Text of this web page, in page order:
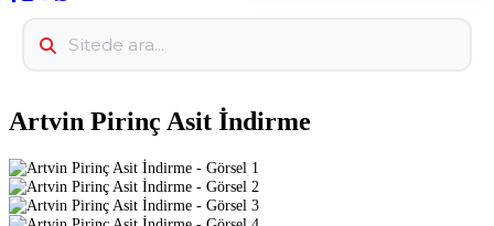
Artvin Pirinç Asit İndirme